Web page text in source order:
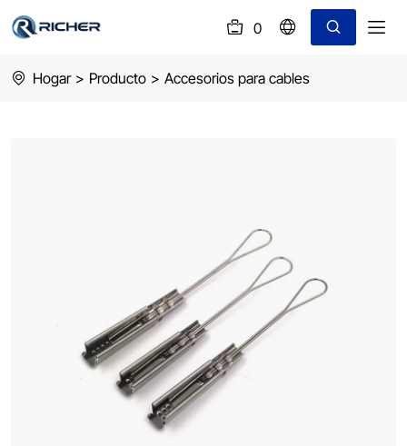
0
Stainless
Hogar > Producto > Accesorios para cables